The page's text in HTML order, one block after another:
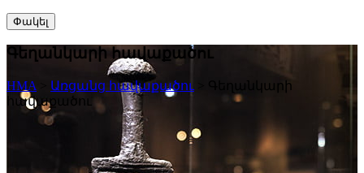
Փակել
Գեղանկարի հավաքածու
HMA Առցանց հավաքածու
Գեղանկարի
հավաքածու